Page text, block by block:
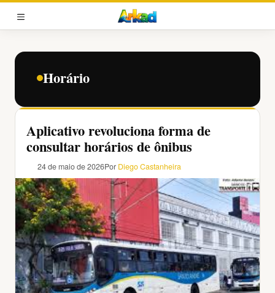
Pular
para
conteúdo
MENU
Horário
Aplicativo revoluciona forma de
consultar horários de ônibus
24 de maio de 2026Por Diego Castanheira